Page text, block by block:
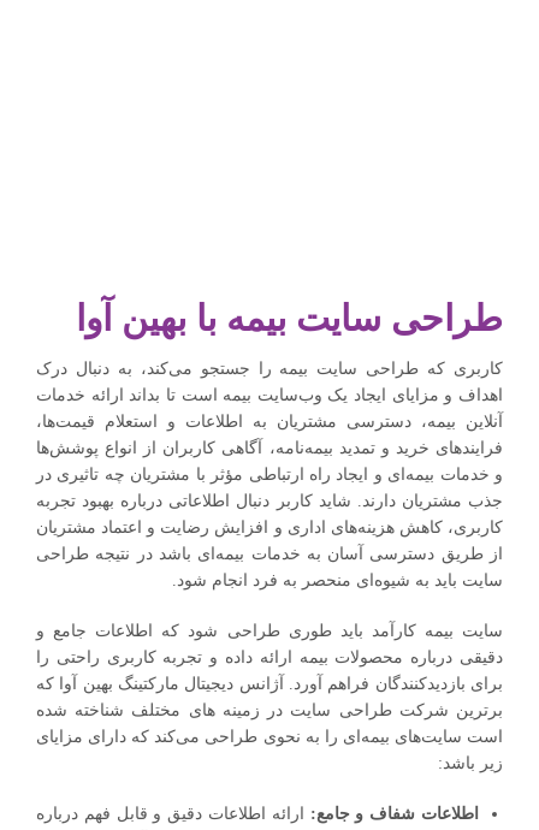
طراحی سایت بیمه با بهین آوا
کاربری که طراحی سایت بیمه را جستجو می‌کند، به دنبال درک
اهداف و مزایای ایجاد یک وب‌سایت بیمه است تا بداند ارائه خدمات
آنلاین بیمه، دسترسی مشتریان به اطلاعات و استعلام قیمت‌ها،
فرایندهای خرید و تمدید بیمه‌نامه، آگاهی کاربران از انواع پوشش‌ها
و خدمات بیمه‌ای و ایجاد راه ارتباطی مؤثر با مشتریان چه تاثیری در
جذب مشتریان دارند. شاید کاربر دنبال اطلاعاتی درباره بهبود تجربه
کاربری، کاهش هزینه‌های اداری و افزایش رضایت و اعتماد مشتریان
از طریق دسترسی آسان به خدمات بیمه‌ای باشد در نتیجه طراحی
سایت باید به شیوه‌ای منحصر به فرد انجام شود.
سایت بیمه کارآمد باید طوری طراحی شود که اطلاعات جامع و
دقیقی درباره محصولات بیمه ارائه داده و تجربه کاربری راحتی را
برای بازدیدکنندگان فراهم آورد. آژانس دیجیتال مارکتینگ بهین آوا که
برترین شرکت طراحی سایت در زمینه های مختلف شناخته شده
است سایت‌های بیمه‌ای را به نحوی طراحی می‌کند که دارای مزایای
زیر باشد:
اطلاعات شفاف و جامع: ارائه اطلاعات دقیق و قابل فهم درباره